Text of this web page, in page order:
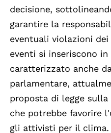
decisione,
garantire la
eventuali violazioni
eventi si inseriscono
caratterizzato anche
parlamentare,
proposta di legge
che potrebbe favorire
gli attivisti per il clima.